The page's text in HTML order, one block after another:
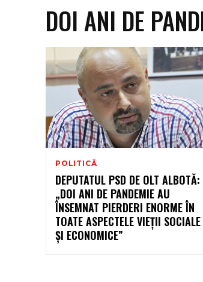
DOI ANI DE
POLITICĂ
DEPUTATUL PSD DE OLT ALBOTĂ:
„DOI ANI DE PANDEMIE AU
ÎNSEMNAT PIERDERI ENORME ÎN
TOATE ASPECTELE VIEȚII SOCIALE
ȘI ECONOMICE”